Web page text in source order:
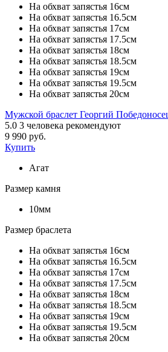
На обхват запястья 16см
На обхват запястья 16.5см
На обхват запястья 17см
На обхват запястья 17.5см
На обхват запястья 18см
На обхват запястья 18.5см
На обхват запястья 19см
На обхват запястья 19.5см
На обхват запястья 20см
Мужской браслет Георгий
5.0 3 человека рекомендуют
9 990 руб.
Купить
Агат
Размер камня
10мм
Размер браслета
На обхват запястья 16см
На обхват запястья 16.5см
На обхват запястья 17см
На обхват запястья 17.5см
На обхват запястья 18см
На обхват запястья 18.5см
На обхват запястья 19см
На обхват запястья 19.5см
На обхват запястья 20см